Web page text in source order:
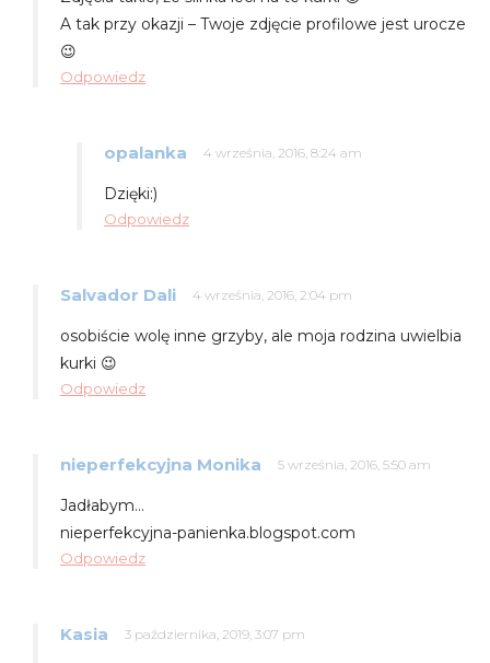
A tak przy okazji – Twoje zdjęcie profilowe jest urocze
😉
Odpowiedz
opalanka 4 września, 2016, 8:24 am
Dzięki:)
Odpowiedz
Salvador Dali 4 września, 2016, 2:04 pm
osobiście wolę inne grzyby, ale moja rodzina uwielbia
kurki 😉
Odpowiedz
nieperfekcyjna Monika 5 września, 2016, 5:50 am
Jadłabym…
nieperfekcyjna-panienka.blogspot.com
Odpowiedz
Kasia 3 października, 2019, 3:07 pm